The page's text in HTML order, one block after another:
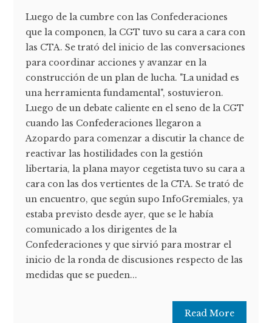
Luego de la cumbre con las Confederaciones
que la componen, la CGT tuvo su cara a cara con
las CTA. Se trató del inicio de las conversaciones
para coordinar acciones y avanzar en la
construcción de un plan de lucha. "La unidad es
una herramienta fundamental", sostuvieron.
Luego de un debate caliente en el seno de la CGT
cuando las Confederaciones llegaron a
Azopardo para comenzar a discutir la chance de
reactivar las hostilidades con la gestión
libertaria, la plana mayor cegetista tuvo su cara a
cara con las dos vertientes de la CTA. Se trató de
un encuentro, que según supo InfoGremiales, ya
estaba previsto desde ayer, que se le había
comunicado a los dirigentes de la
Confederaciones y que sirvió para mostrar el
inicio de la ronda de discusiones respecto de las
medidas que se pueden...
Read More